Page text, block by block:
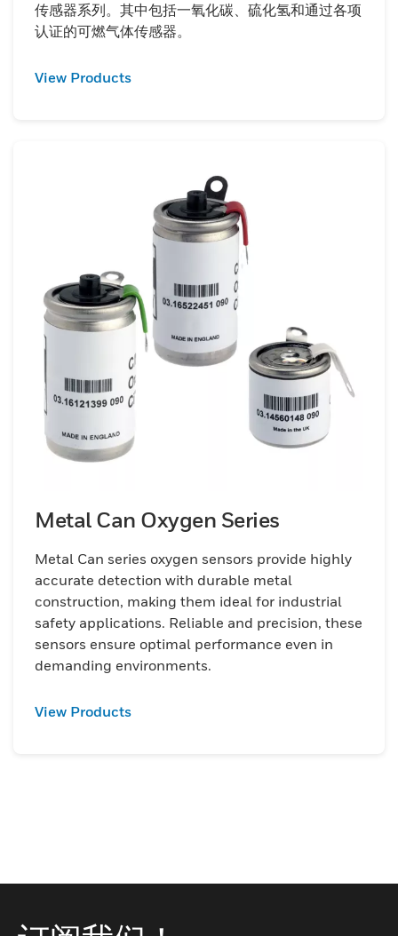
传感器系列。其中包括一氧化碳、硫化氢和通过各项
认证的可燃气体传感器。
View Products
Metal Can Oxygen Series
Metal Can series oxygen sensors provide highly
accurate detection with durable metal
construction, making them ideal for industrial
safety applications. Reliable and precision, these
sensors ensure optimal performance even in
demanding environments.
View Products